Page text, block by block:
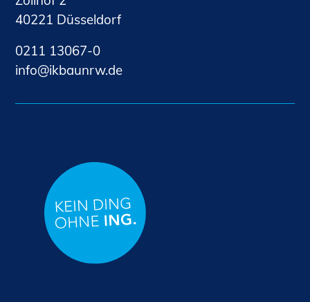
40221 Düsseldorf
0211 13067-0
nf
kb nrwd